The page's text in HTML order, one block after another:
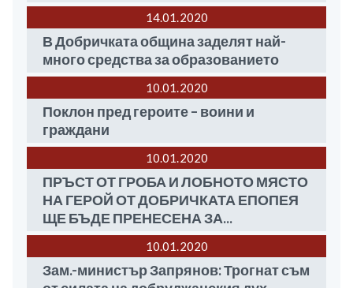
14.01 2020
В Добричката община заделят най-
много средства за образованието
10.01 2020
Поклон пред героите – воини и
граждани
10.01 2020
ПРЪСТ ОТ ГРОБА И ЛОБНОТО МЯСТО
НА ГЕРОЙ ОТ ДОБРИЧКАТА ЕПОПЕЯ
ЩЕ БЪДЕ ПРЕНЕСЕНА ЗА...
10.01 2020
Зам.-министър Запрянов: Трогнат съм